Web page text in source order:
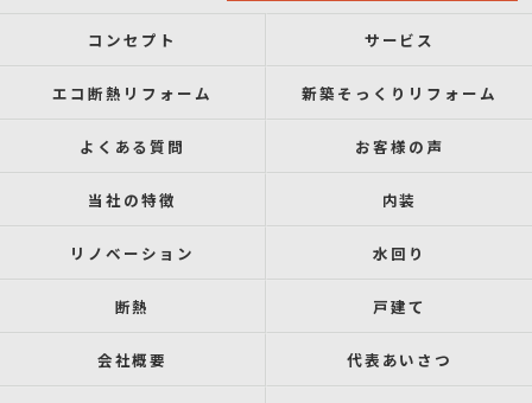
コンセプト サービス
エコ断熱リフォーム 新築そっくりリフォーム
よくある質問 お客様の声
当社の特徴 内装
リノベーション 水回り
断熱 戸建て
会社概要 代表あいさつ